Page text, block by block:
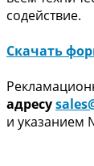
содействие.
Скачать
адресу
и указанием